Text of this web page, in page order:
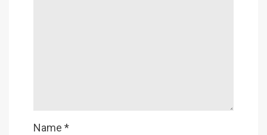
Name *